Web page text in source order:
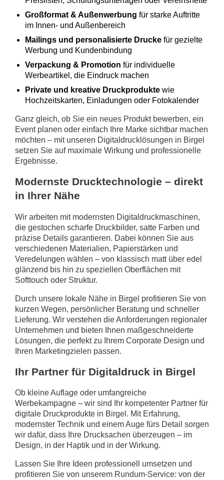
Großformat & Außenwerbung für starke Auftritte
im Innen- und Außenbereich
Mailings und personalisierte Drucke für gezielte
Werbung und Kundenbindung
Verpackung & Promotion für individuelle
Werbeartikel, die Eindruck machen
Private und kreative Druckprodukte wie
Hochzeitskarten, Einladungen oder Fotokalender
Ganz gleich, ob Sie ein neues Produkt bewerben, ein
Event planen oder einfach Ihre Marke sichtbar machen
möchten – mit unseren Digitaldrucklösungen in Birgel
setzen Sie auf maximale Wirkung und professionelle
Ergebnisse.
Modernste Drucktechnologie – direkt
in Ihrer Nähe
Wir arbeiten mit modernsten Digitaldruckmaschinen,
die gestochen scharfe Druckbilder, satte Farben und
präzise Details garantieren. Dabei können Sie aus
verschiedenen Materialien, Papierstärken und
Veredelungen wählen – von klassisch matt über edel
glänzend bis hin zu speziellen Oberflächen mit
Softtouch oder Struktur.
Durch unsere lokale Nähe in Birgel profitieren Sie von
kurzen Wegen, persönlicher Beratung und schneller
Lieferung. Wir verstehen die Anforderungen regionaler
Unternehmen und bieten Ihnen maßgeschneiderte
Lösungen, die perfekt zu Ihrem Corporate Design und
Ihren Marketingzielen passen.
Ihr Partner für Digitaldruck in Birgel
Ob kleine Auflage oder umfangreiche
Werbekampagne – wir sind Ihr kompetenter Partner für
digitale Druckprodukte in Birgel. Mit Erfahrung,
modernster Technik und einem Auge fürs Detail sorgen
wir dafür, dass Ihre Drucksachen überzeugen – im
Design, in der Haptik und in der Wirkung.
Lassen Sie Ihre Ideen professionell umsetzen und
profitieren Sie von unserem Rundum-Service: von der